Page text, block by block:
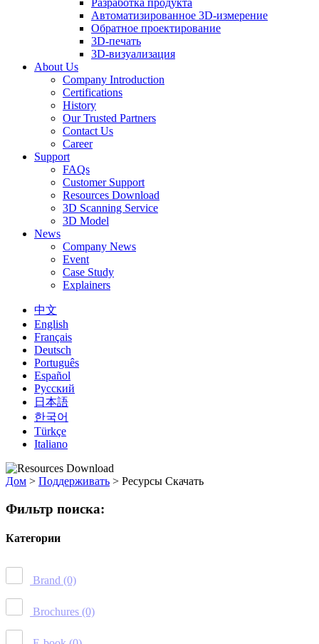
Разработка продукта
Автоматизированное 3D-измерение
Обратное проектирование
3D-печать
3D-визуализация
About Us
Company Introduction
Certifications
History
Our Trusted Partners
Contact Us
Career
Support
FAQs
Customer Support
Resources Download
3D Scanning Service
3D Model
News
Company News
Event
Case Study
Explainers
中文
English
Français
Deutsch
Português
Español
Русский
日本語
한국어
Türkçe
Italiano
Дом > Поддерживать > Ресурсы Скачать
Фильтр поиска:
Категории
Brand (0)
Brochures (0)